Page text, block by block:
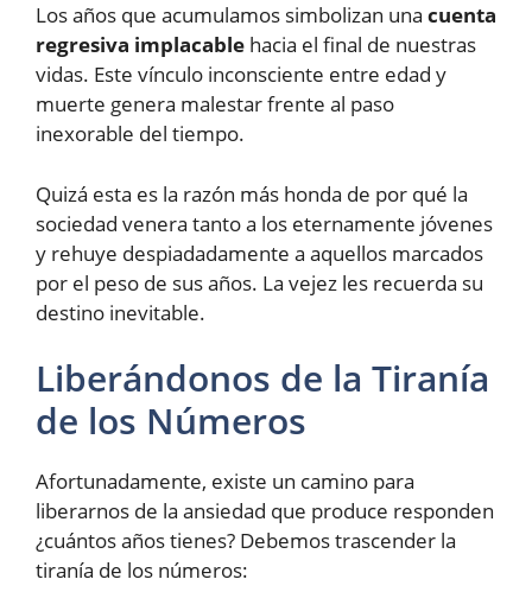
Los años que acumulamos simbolizan una cuenta
regresiva implacable hacia el final de nuestras
vidas. Este vínculo inconsciente entre edad y
muerte genera malestar frente al paso
inexorable del tiempo.
Quizá esta es la razón más honda de por qué la
sociedad venera tanto a los eternamente jóvenes
y rehuye despiadadamente a aquellos marcados
por el peso de sus años. La vejez les recuerda su
destino inevitable.
Liberándonos de la Tiranía
de los Números
Afortunadamente, existe un camino para
liberarnos de la ansiedad que produce responden
¿cuántos años tienes? Debemos trascender la
tiranía de los números: